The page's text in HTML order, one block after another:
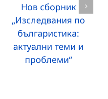
Нов сборник
„Изследвания по
българистика:
актуални теми и
проблеми“